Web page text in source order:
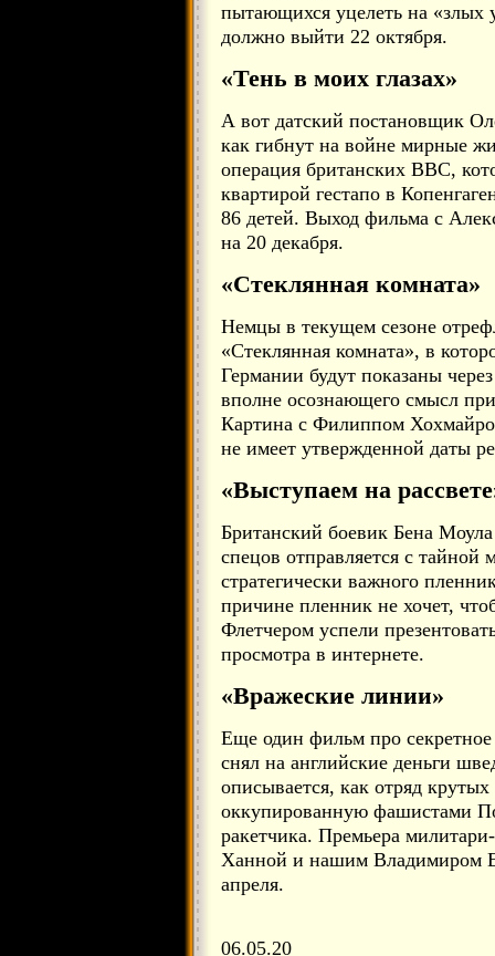
пытающихся уцелеть на «злых
должно выйти 22 октября.
«Тень в моих глазах»
А вот датский постановщик
как гибнут на войне мирные
операция британских ВВС,
квартирой гестапо в
86 детей. Выход фильма с
на 20 декабря.
«Стеклянная комната»
Немцы в текущем сезоне
«Стеклянная комната», в
Германии будут показаны
вполне осознающего смысл
Картина с Филиппом
не имеет утвержденной даты
«Выступаем на
Британский боевик Бена
спецов отправляется с тайной
стратегически важного
причине пленник не хочет,
Флетчером успели
просмотра в интернете.
«Вражеские линии»
Еще один фильм про секретное
снял на английские деньги
описывается, как отряд
оккупированную фашистами
ракетчика. Премьера
Ханной и нашим Владимиром
апреля.
06.05.20